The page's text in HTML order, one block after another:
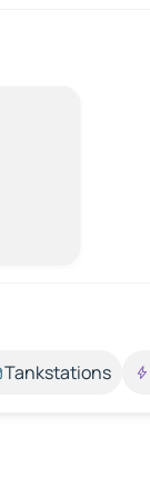
Tankstations